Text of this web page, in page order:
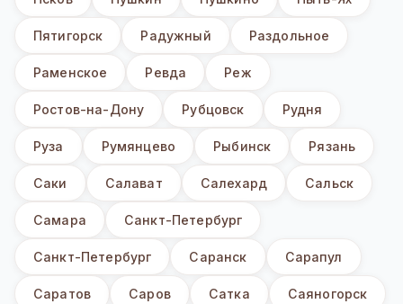
Пятигорск Радужный Раздольное
Раменское Ревда Реж
Ростов-на-Дону Рубцовск Рудня
Руза Румянцево Рыбинск Рязань
Саки Салават Салехард Сальск
Самара Санкт-Петербург
Санкт-Петербург Саранск Сарапул
Саратов Саров Сатка Саяногорск